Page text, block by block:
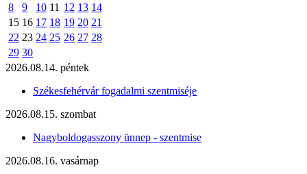
8
9 10 11 12 13 14
15 16 17 18 19 20 21
22 23 24 25 26 27 28
29 30
2026.08.14. péntek
Székesfehérvár fogadalmi szentmiséje
2026.08.15. szombat
Nagyboldogasszony ünnep - szentmise
2026.08.16. vasárnap